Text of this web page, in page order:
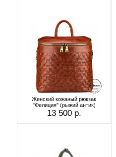
Женский кожаный рюкзак
"Фелиция" (рыжий антик)
13 500 р.